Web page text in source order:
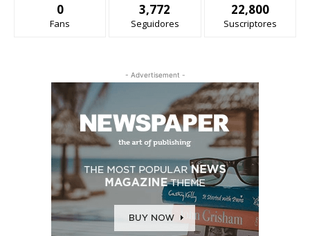
0
Fans
3,772
Seguidores
22,800
Suscriptores
- Advertisement -